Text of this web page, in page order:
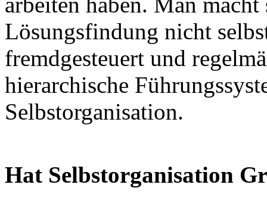
Lösungsfindung nicht
fremdgesteuert und
hierarchische
Selbstorganisation.
Hat Selbstorganisation